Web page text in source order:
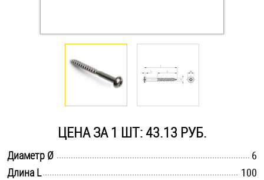
Саморезы и шурупы
Такелаж
ЦЕНА ЗА 1 ШТ: 43.13 РУБ.
Диаметр Ø
6
Длина L
100